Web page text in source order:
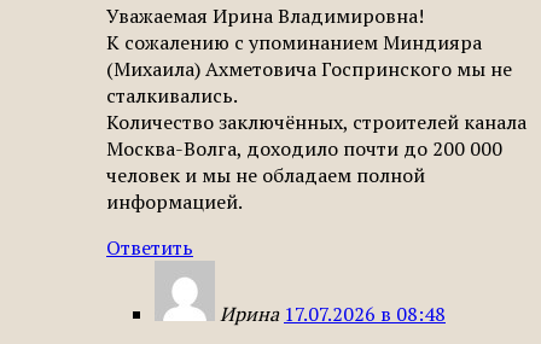
Уважаемая Ирина Владимировна!
К сожалению с упоминанием Миндияра
(Михаила) Ахметовича Госпринского мы не
сталкивались.
Количество заключённых, строителей канала
Москва-Волга, доходило почти до 200 000
человек и мы не обладаем полной
информацией.
Ответить
Ирина 17.07.2026 в 08:48